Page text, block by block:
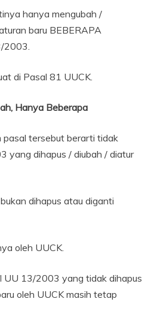
hanya mengubah /
baru BEBERAPA
2003.
di Pasal 81 UUCK.
Hanya Beberapa
pasal tersebut berarti tidak
yang dihapus / diubah / diatur
dihapus atau diganti
oleh UUCK.
UU 13/2003 yang tidak dihapus
oleh UUCK masih tetap